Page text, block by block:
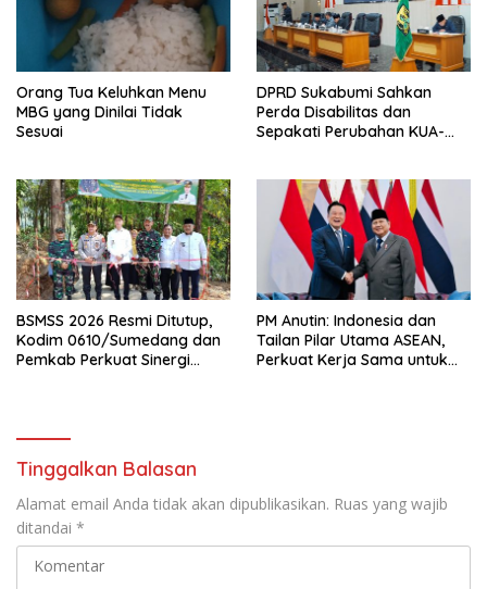
Orang Tua Keluhkan Menu
MBG yang Dinilai Tidak
Sesuai
DPRD Sukabumi Sahkan
Perda Disabilitas dan
Sepakati Perubahan KUA-
BSMSS 2026 Resmi Ditutup,
Kodim 0610/Sumedang dan
Pemkab Perkuat Sinergi
PM Anutin: Indonesia dan
Tailan Pilar Utama ASEAN,
Perkuat Kerja Sama untuk
Tinggalkan Balasan
Alamat email Anda tidak akan dipublikasikan. Ruas yang wajib
ditandai *